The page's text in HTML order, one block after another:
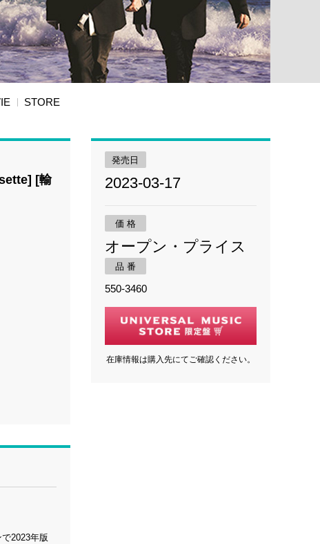
STORE
[輸
2023年版
発売日
2023-03-17
価 格
オープン・プライス
品 番
550-3460
在庫情報は購入先にてご確認ください。